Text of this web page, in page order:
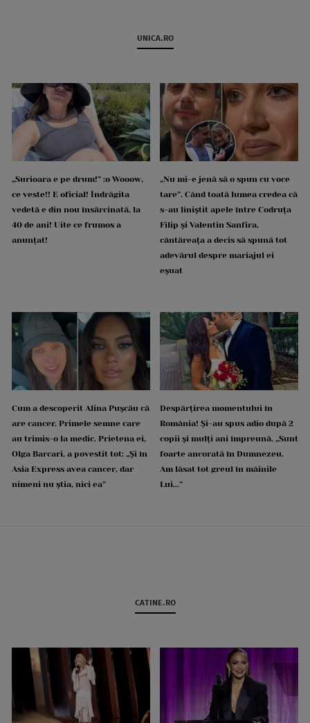
UNICA.RO
„Surioara e pe drum!” :o Wooow,
ce veste!! E oficial! Îndrăgita
vedetă e din nou însărcinată, la
40 de ani! Uite ce frumos a
anunțat!
„Nu mi-e jenă să o spun cu voce
tare”. Când toată lumea credea că
s-au liniștit apele între Codruța
Filip și Valentin Sanfira,
cântăreața a decis să spună tot
adevărul despre mariajul ei
eșuat
Cum a descoperit Alina Pușcău că
are cancer. Primele semne care
au trimis-o la medic. Prietena ei,
Olga Barcari, a povestit tot: „Și în
Asia Express avea cancer, dar
nimeni nu știa, nici ea”
Despărțirea momentului în
România! Și-au spus adio după 2
copii și mulți ani împreună. „Sunt
foarte ancorată în Dumnezeu.
Am lăsat tot greul în mâinile
Lui...”
CATINE.RO